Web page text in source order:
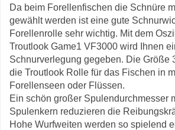
Da beim Forellenfischen die Schnüre
gewählt werden ist eine gute
Forellenrolle sehr wichtig. Mit dem
Troutlook Game1 VF3000 wird Ihnen
Schnurverlegung gegeben. Die Größe
die Troutlook Rolle für das Fischen in
Forellenseen oder Flüssen.
Ein schön großer Spulendurchmesser
Spulenkern reduzieren die
Hohe Wurfweiten werden so spielend